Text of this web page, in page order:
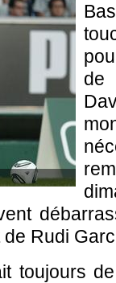
de
Rudi
toujours